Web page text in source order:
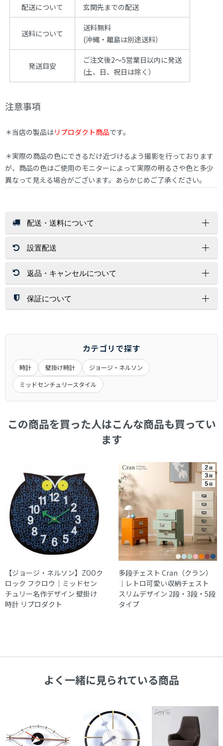
配送について 玄関先までの配送
送料について
送料無料
(沖縄・離島は別途送料）
発送目安
ご注文後2～5営業日以内に発送
(土、日、祝日は除く）
注意事項
＊当店の製品はリプロダクト商品です。
＊実際の商品の色にできるだけ近づけるよう撮影を行っております
が、商品の色はご使用のモニターによって実際の明るさや色と多少
異なって見える場合がございます。あらかじめご了承ください。
配送・送料について
送 料
店内商品送料無料（一部商品を除く）
北海道・沖縄・離島はその都度お見積りいたします。
ご注文金額に関係なく送料が必要な商品もございます。
配送方法
玄関先までのお届けとなります。
アパート・マンションの場合は1Fまでとなる場合がございま
す。
大きな商品は安全のため、玄関先までお手伝いをお願いする場
商品によって発送元が異なる場合がございます。
大型商品につきまして、商品詳細に記載しております。
通常配送とは異なり、お届けに１週間から１０日間かかる場合
がございます。
※大型商品の配送は時間指定をお受けしておりません。
集合住宅の場合、１階エントランス、戸建ての場合は玄関口で
お渡しとなります。
設置配送
開梱設置サービスは、配送員１～２名が配達先にお伺いし家具
を設置する場所まで運び、開梱/設置/梱包材処分まで運送業者
が行います。
※お荷物の大きさによっては1名配達になります。
返品・キャンセルについて
返 品
お客様都合（サイズ/色味/木目/イメージ/肌触り/誤注文）での
交換時の返品（返送）は交換品の到着時に入れ替えを行います
ので、くれぐれもお客様からの返送はご遠慮下さい。
キャンセル
一定期間経過後はキャンセル料をいただく場合もございます。
商品発送後のキャンセルできませんのでご了承ください。
す。
保証について
記載が無いものにつきましては、６ヶ月間となります。
メーカー商品に関しましては、メーカー保証・代理店保証があ
るものは、それらに準じます。
※当店の商品は一般家庭用として設計されています。
業務用として使用したことによる故障および損傷は保証の対象
外となります。
交 換
初期不良や破損・汚損があった場合は、商品到着から１週間以
内に画像を添えてご連絡ください。
カテゴリで探す
時計 壁掛け時計
ジョージ・ネルソン
ミッドセンチュリースタイル
この商品を買った人はこんな商品も買ってい
ます
【ジョージ・ネルソン】ZOOク
ロック フクロウ｜ミッドセン
チュリー名作デザイン 壁掛け
時計 リプロダクト
多段チェスト Cran（クラン）
｜レトロ可愛い収納チェスト
スリムデザイン 2段・3段・5段
タイプ
よく一緒に見られている商品